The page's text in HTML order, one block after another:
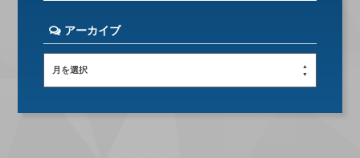
アーカイブ
月を選択